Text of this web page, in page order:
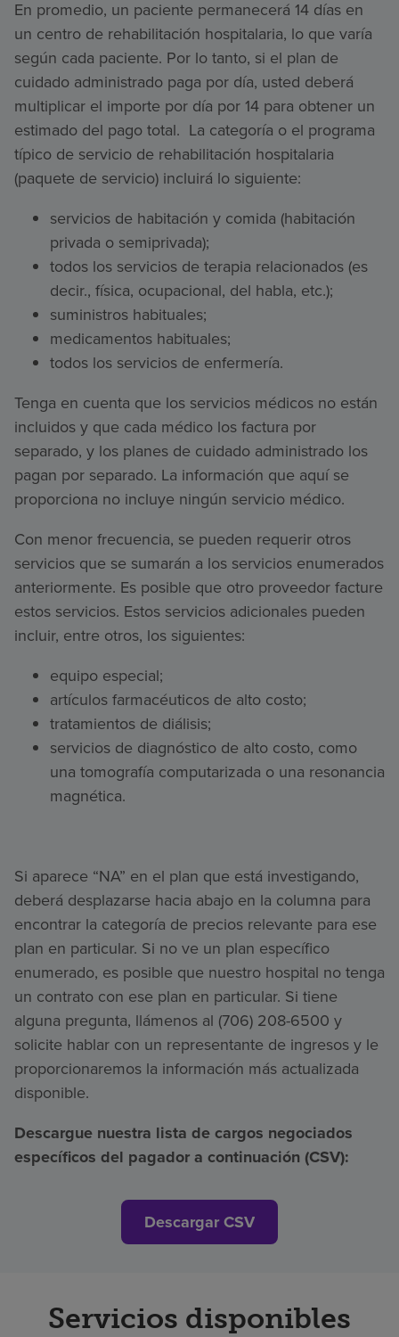
En promedio, un paciente permanecerá 14 días en
un centro de rehabilitación hospitalaria, lo que varía
según cada paciente. Por lo tanto, si el plan de
cuidado administrado paga por día, usted deberá
multiplicar el importe por día por 14 para obtener un
estimado del pago total. La categoría o el programa
típico de servicio de rehabilitación hospitalaria
(paquete de servicio) incluirá lo siguiente:
servicios de habitación y comida (habitación
privada o semiprivada);
todos los servicios de terapia relacionados (es
decir., física, ocupacional, del habla, etc.);
suministros habituales;
medicamentos habituales;
todos los servicios de enfermería.
Tenga en cuenta que los servicios médicos no están
incluidos y que cada médico los factura por
separado, y los planes de cuidado administrado los
pagan por separado. La información que aquí se
proporciona no incluye ningún servicio médico.
Con menor frecuencia, se pueden requerir otros
servicios que se sumarán a los servicios enumerados
anteriormente. Es posible que otro proveedor facture
estos servicios. Estos servicios adicionales pueden
incluir, entre otros, los siguientes:
equipo especial;
artículos farmacéuticos de alto costo;
tratamientos de diálisis;
servicios de diagnóstico de alto costo, como
una tomografía computarizada o una resonancia
magnética.
Si aparece “NA” en el plan que está investigando,
deberá desplazarse hacia abajo en la columna para
encontrar la categoría de precios relevante para ese
plan en particular. Si no ve un plan específico
enumerado, es posible que nuestro hospital no tenga
un contrato con ese plan en particular. Si tiene
alguna pregunta, llámenos al (706) 208-6500 y
solicite hablar con un representante de ingresos y le
proporcionaremos la información más actualizada
disponible.
Descargue nuestra lista de cargos negociados
específicos del pagador a continuación (CSV):
Descargar CSV
Servicios disponibles